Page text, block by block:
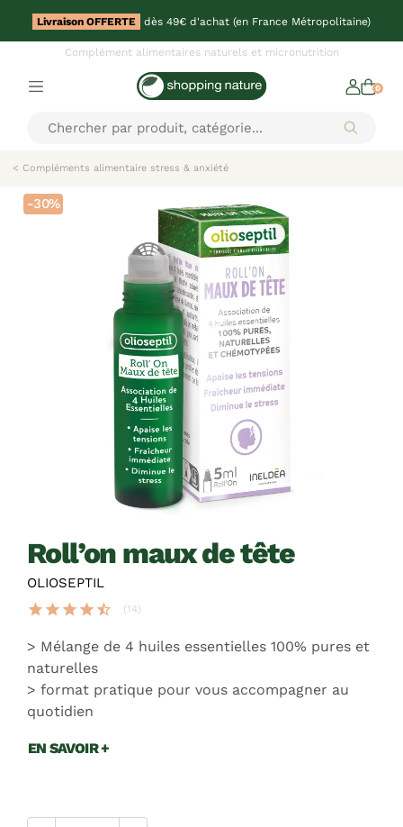
Livraison OFFERTE dès 49€ d'achat (en France Métropolitaine)
Complément alimentaires naturels et micronutrition
0
< Compléments alimentaire stress & anxiété
roll’on maux de tête
OLIOSEPTIL
star star star star star_half (14)
Mélange de 4 huiles essentielles 100% pures et
naturelles
format pratique pour vous accompagner au
quotidien
EN SAVOIR +
-30%